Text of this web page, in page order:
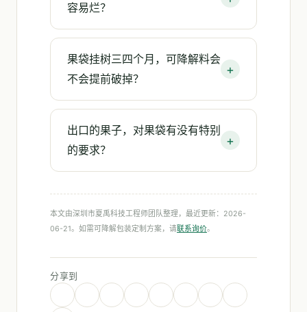
容易烂？
果袋挂树三四个月，可降解料会
不会提前破掉？
出口的果子，对果袋有没有特别
的要求？
本文由深圳市夏禹科技工程师团队整理，最近更新：2026-
06-21。如需可降解包装定制方案，请联系询价。
分享到